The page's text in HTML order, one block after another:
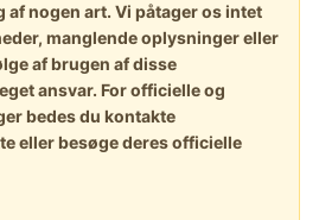
nogen art. Vi påtager os intet
manglende oplysninger eller
af brugen af disse
ansvar. For officielle og
bedes du kontakte
eller besøge deres officielle